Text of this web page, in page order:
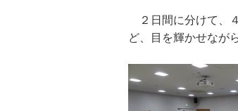
２日間に分けて、
ど、目を輝かせなが